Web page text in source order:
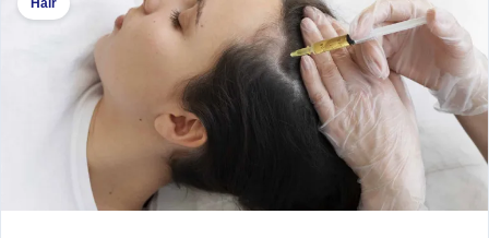
Hair